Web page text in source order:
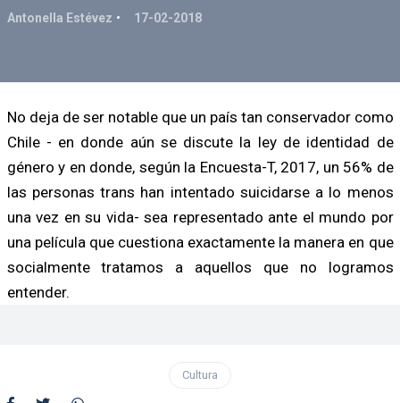
Antonella Estévez 17-02-2018
No deja de ser notable que un país tan conservador como
Chile - en donde aún se discute la ley de identidad de
género y en donde, según la Encuesta-T, 2017, un 56% de
las personas trans han intentado suicidarse a lo menos
una vez en su vida- sea representado ante el mundo por
una película que cuestiona exactamente la manera en que
socialmente tratamos a aquellos que no logramos
entender.
Cultura